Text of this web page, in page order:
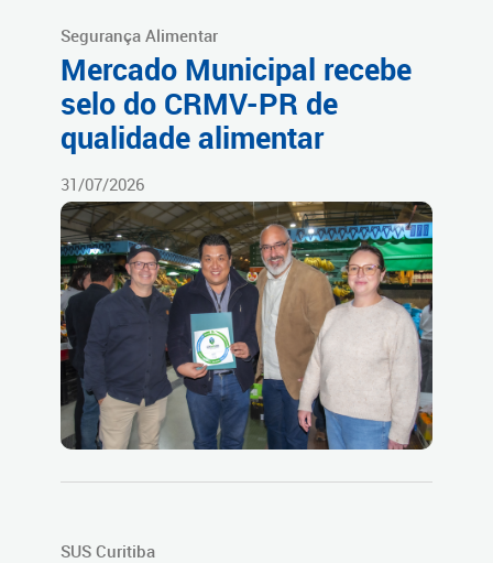
Segurança Alimentar
Mercado Municipal recebe
selo do CRMV-PR de
qualidade alimentar
31/07/2026
SUS Curitiba